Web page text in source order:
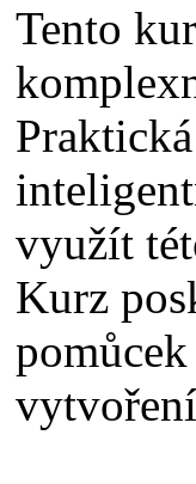
Tento
využít
Kurz